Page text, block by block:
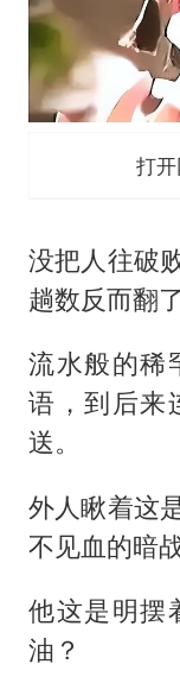
打
没把人往破
趟数反而翻了
流水般的稀
语，到后来
送。
外人瞅着这
不见血的暗战
他这是明摆
油？